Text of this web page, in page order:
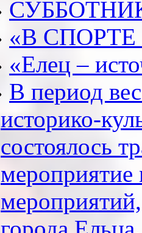
«В
«Елец –
В период
историко-
состоялось